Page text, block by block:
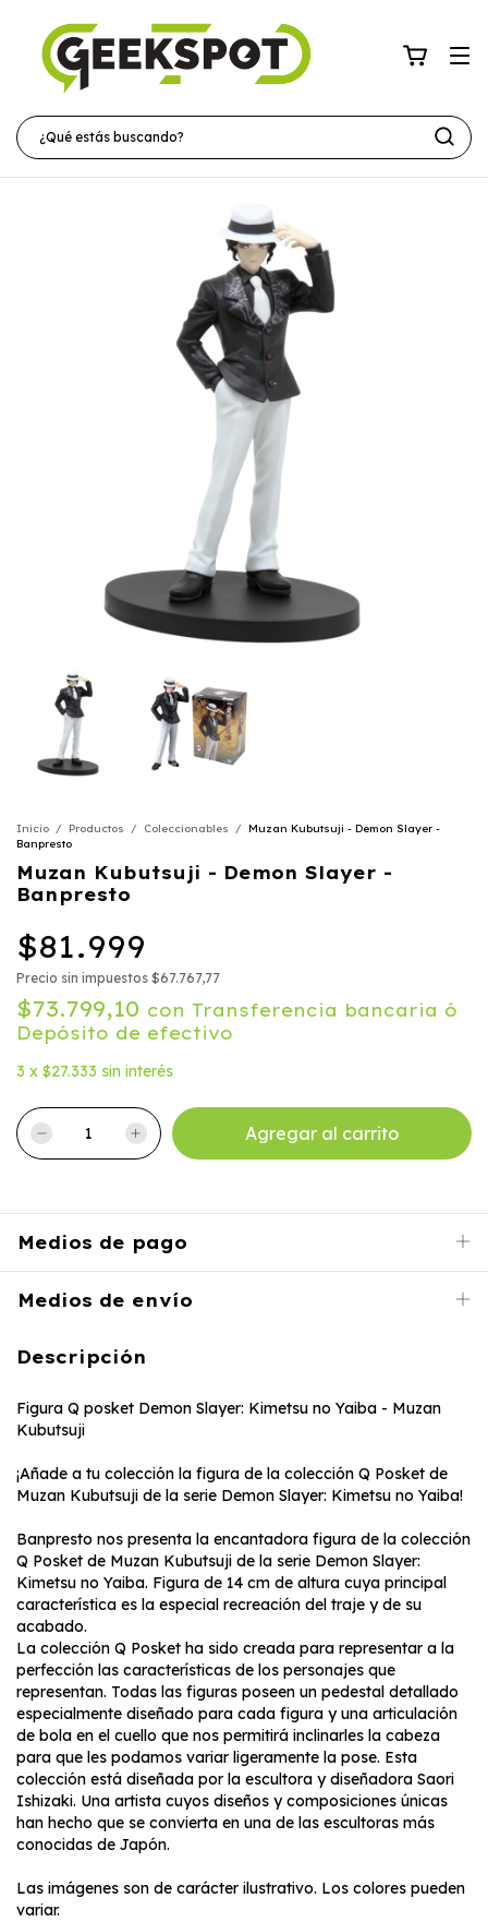
Inicio / Productos / Coleccionables / Muzan Kubutsuji - Demon Slayer -
Banpresto
Muzan Kubutsuji - Demon Slayer -
Banpresto
$81.999
Precio sin impuestos $67.767,77
$73.799,10 con Transferencia bancaria ó
Depósito de efectivo
3 x $27.333 sin interés
Medios de pago
Medios de envío
Descripción
Figura Q posket Demon Slayer: Kimetsu no Yaiba - Muzan
Kubutsuji
¡Añade a tu colección la figura de la colección Q Posket de
Muzan Kubutsuji de la serie Demon Slayer: Kimetsu no Yaiba!
Banpresto nos presenta la encantadora figura de la colección
Q Posket de Muzan Kubutsuji de la serie Demon Slayer:
Kimetsu no Yaiba. Figura de 14 cm de altura cuya principal
característica es la especial recreación del traje y de su
acabado.
La colección Q Posket ha sido creada para representar a la
perfección las características de los personajes que
representan. Todas las figuras poseen un pedestal detallado
especialmente diseñado para cada figura y una articulación
de bola en el cuello que nos permitirá inclinarles la cabeza
para que les podamos variar ligeramente la pose. Esta
colección está diseñada por la escultora y diseñadora Saori
Ishizaki. Una artista cuyos diseños y composiciones únicas
han hecho que se convierta en una de las escultoras más
conocidas de Japón.
Las imágenes son de carácter ilustrativo. Los colores pueden
variar.